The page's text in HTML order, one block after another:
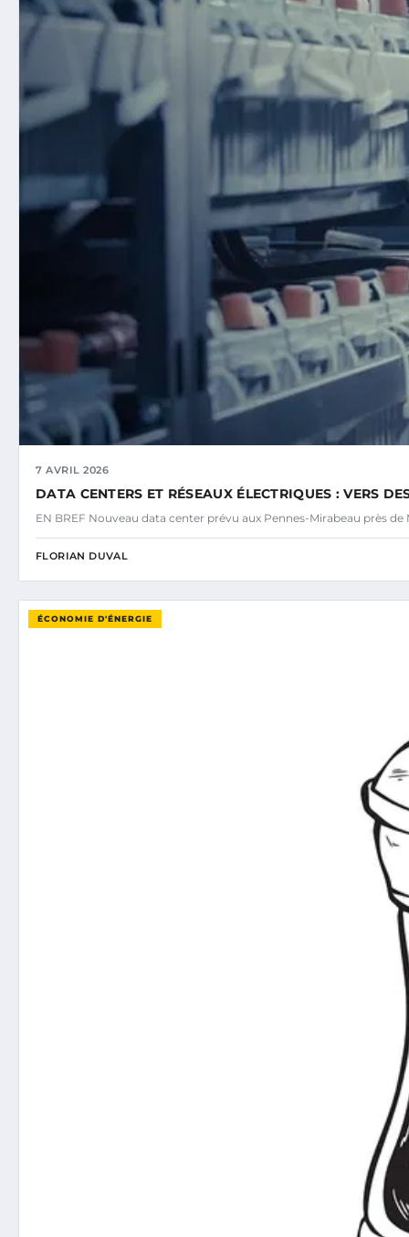
7 AVRIL 2026
DATA CENTERS ET RÉSEAUX ÉLECTRIQUES : VERS
EN BREF Nouveau data center prévu aux Pennes-Mirabeau près de
FLORIAN DUVAL
ÉCONOMIE D'ÉNERGIE